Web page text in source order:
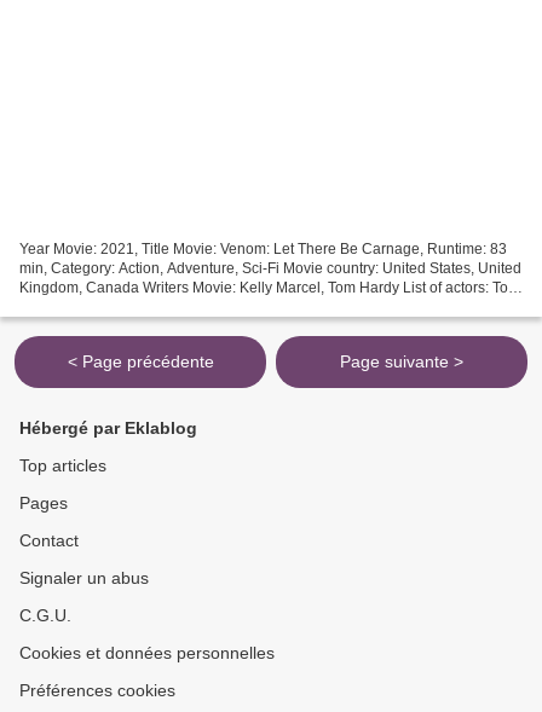
Year Movie: 2021, Title Movie: Venom: Let There Be Carnage, Runtime: 83
min, Category: Action, Adventure, Sci-Fi Movie country: United States, United
Kingdom, Canada Writers Movie: Kelly Marcel, Tom Hardy List of actors: Tom
< Page précédente Page suivante >
Hébergé par Eklablog
Top articles
Pages
Contact
Signaler un abus
C.G.U.
Cookies et données personnelles
Préférences cookies